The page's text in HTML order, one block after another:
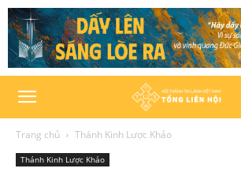
Trang chủ Thánh Kinh Lược Khảo
Thánh Kinh Lược Khảo